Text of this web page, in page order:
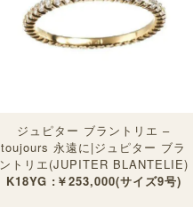
ジュピター ブラントリエ –
toujours 永遠に|ジュピター ブラ
ントリエ(JUPITER BLANTELIE)
K18YG :￥253,000(サイズ9号)